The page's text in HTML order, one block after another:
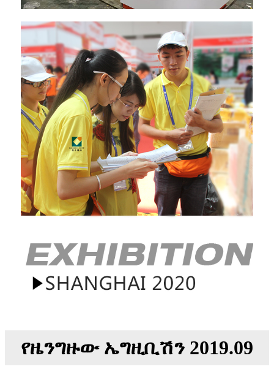
የዜንግዙው ኤግዚቢሽን 2019.09